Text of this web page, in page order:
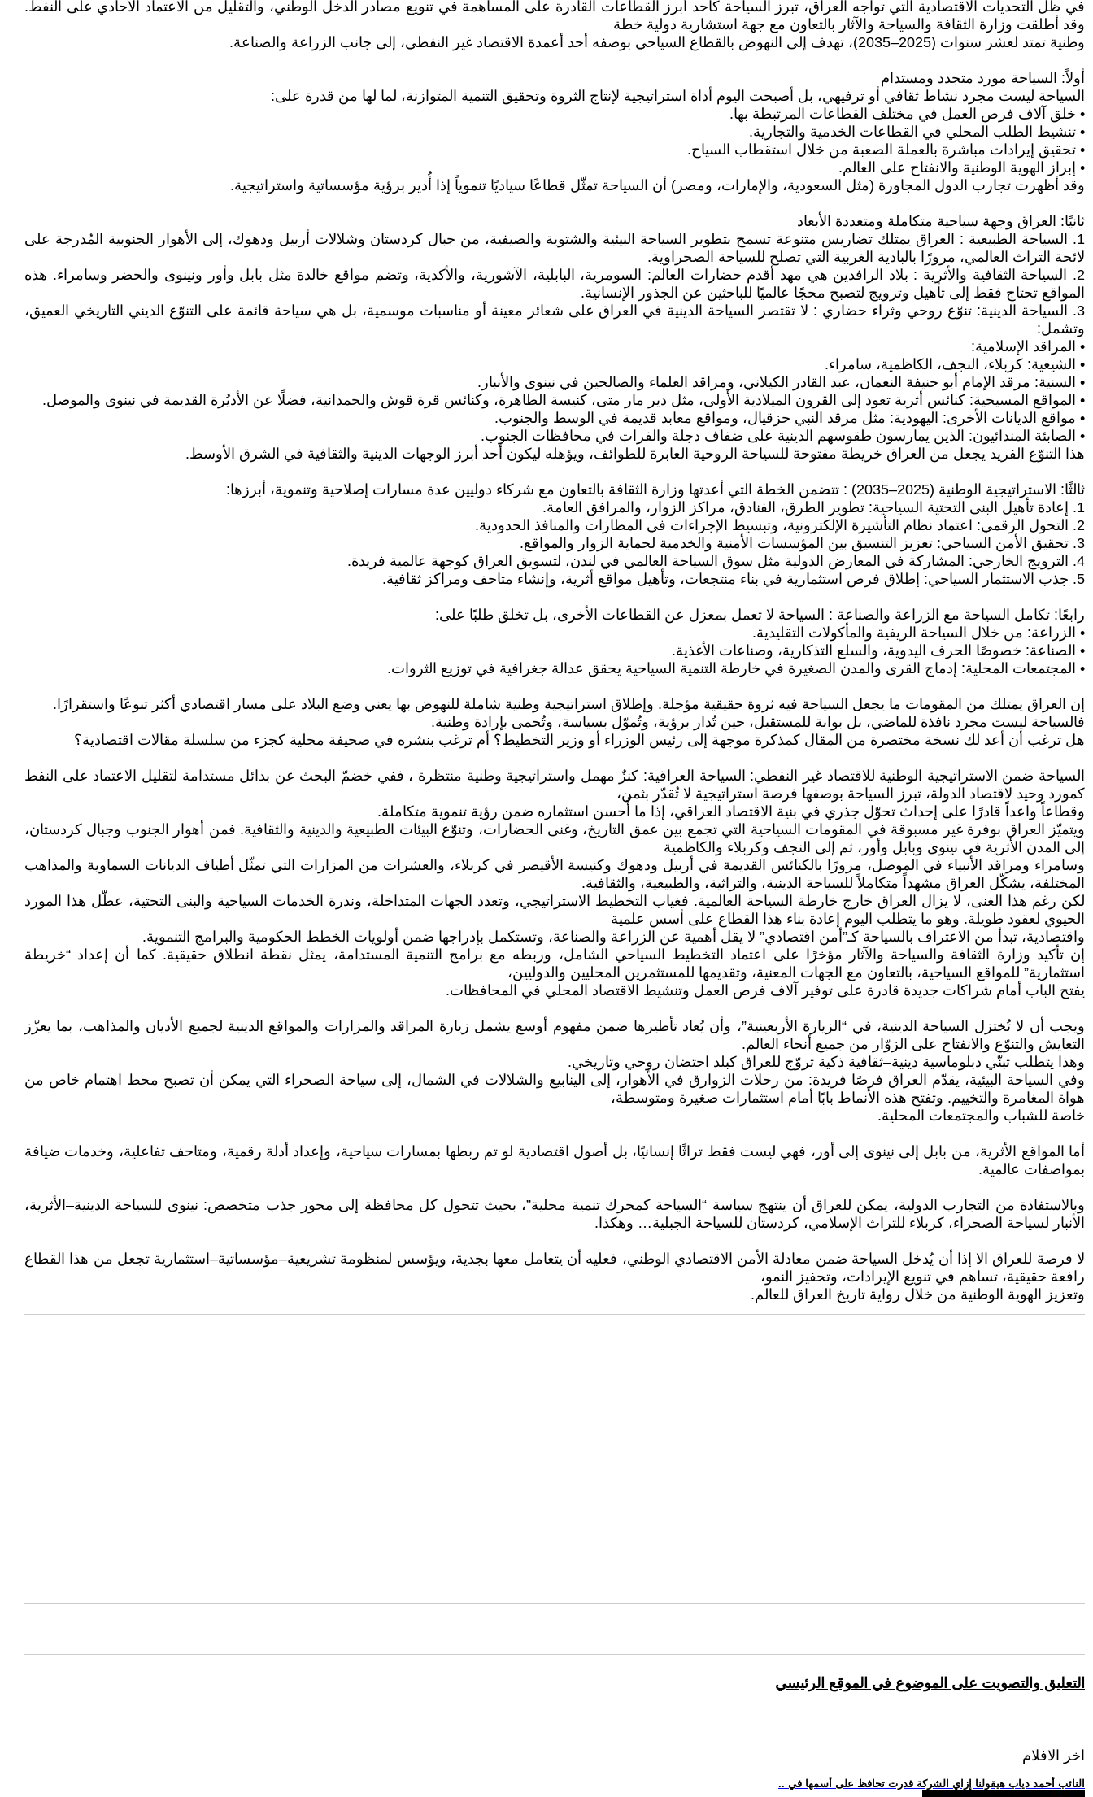
في ظل التحديات الاقتصادية التي تواجه العراق، تبرز السياحة كأحد أبرز القطاعات القادرة على المساهمة في تنويع مصادر الدخل الوطني، والتقليل من الاعتماد الأحادي على النفط.
وقد أطلقت وزارة الثقافة والسياحة والآثار بالتعاون مع جهة استشارية دولية خطة
وطنية تمتد لعشر سنوات (2025–2035)، تهدف إلى النهوض بالقطاع السياحي بوصفه أحد أعمدة الاقتصاد غير النفطي، إلى جانب الزراعة والصناعة.
أولاً: السياحة مورد متجدد ومستدام
السياحة ليست مجرد نشاط ثقافي أو ترفيهي، بل أصبحت اليوم أداة استراتيجية لإنتاج الثروة وتحقيق التنمية المتوازنة، لما لها من قدرة على:
• خلق آلاف فرص العمل في مختلف القطاعات المرتبطة بها.
• تنشيط الطلب المحلي في القطاعات الخدمية والتجارية.
• تحقيق إيرادات مباشرة بالعملة الصعبة من خلال استقطاب السياح.
• إبراز الهوية الوطنية والانفتاح على العالم.
وقد أظهرت تجارب الدول المجاورة (مثل السعودية، والإمارات، ومصر) أن السياحة تمثّل قطاعًا سياديًا تنموياً إذا أُدير برؤية مؤسساتية واستراتيجية.
ثانيًا: العراق وجهة سياحية متكاملة ومتعددة الأبعاد
1. السياحة الطبيعية : العراق يمتلك تضاريس متنوعة تسمح بتطوير السياحة البيئية والشتوية والصيفية، من جبال كردستان وشلالات أربيل ودهوك، إلى الأهوار الجنوبية المُدرجة على
لائحة التراث العالمي، مرورًا بالبادية الغربية التي تصلح للسياحة الصحراوية.
2. السياحة الثقافية والأثرية : بلاد الرافدين هي مهد أقدم حضارات العالم: السومرية، البابلية، الآشورية، والأكدية، وتضم مواقع خالدة مثل بابل وأور ونينوى والحضر وسامراء. هذه
المواقع تحتاج فقط إلى تأهيل وترويج لتصبح محجًا عالميًا للباحثين عن الجذور الإنسانية.
3. السياحة الدينية: تنوّع روحي وثراء حضاري : لا تقتصر السياحة الدينية في العراق على شعائر معينة أو مناسبات موسمية، بل هي سياحة قائمة على التنوّع الديني التاريخي العميق،
وتشمل:
• المراقد الإسلامية:
• الشيعية: كربلاء، النجف، الكاظمية، سامراء.
• السنية: مرقد الإمام أبو حنيفة النعمان، عبد القادر الكيلاني، ومراقد العلماء والصالحين في نينوى والأنبار.
• المواقع المسيحية: كنائس أثرية تعود إلى القرون الميلادية الأولى، مثل دير مار متى، كنيسة الطاهرة، وكنائس قرة قوش والحمدانية، فضلًا عن الأديُرة القديمة في نينوى والموصل.
• مواقع الديانات الأخرى: اليهودية: مثل مرقد النبي حزقيال، ومواقع معابد قديمة في الوسط والجنوب.
• الصابئة المندائيون: الذين يمارسون طقوسهم الدينية على ضفاف دجلة والفرات في محافظات الجنوب.
هذا التنوّع الفريد يجعل من العراق خريطة مفتوحة للسياحة الروحية العابرة للطوائف، ويؤهله ليكون أحد أبرز الوجهات الدينية والثقافية في الشرق الأوسط.
ثالثًا: الاستراتيجية الوطنية (2025–2035) : تتضمن الخطة التي أعدتها وزارة الثقافة بالتعاون مع شركاء دوليين عدة مسارات إصلاحية وتنموية، أبرزها:
1. إعادة تأهيل البنى التحتية السياحية: تطوير الطرق، الفنادق، مراكز الزوار، والمرافق العامة.
2. التحول الرقمي: اعتماد نظام التأشيرة الإلكترونية، وتبسيط الإجراءات في المطارات والمنافذ الحدودية.
3. تحقيق الأمن السياحي: تعزيز التنسيق بين المؤسسات الأمنية والخدمية لحماية الزوار والمواقع.
4. الترويج الخارجي: المشاركة في المعارض الدولية مثل سوق السياحة العالمي في لندن، لتسويق العراق كوجهة عالمية فريدة.
5. جذب الاستثمار السياحي: إطلاق فرص استثمارية في بناء منتجعات، وتأهيل مواقع أثرية، وإنشاء متاحف ومراكز ثقافية.
رابعًا: تكامل السياحة مع الزراعة والصناعة : السياحة لا تعمل بمعزل عن القطاعات الأخرى، بل تخلق طلبًا على:
• الزراعة: من خلال السياحة الريفية والمأكولات التقليدية.
• الصناعة: خصوصًا الحرف اليدوية، والسلع التذكارية، وصناعات الأغذية.
• المجتمعات المحلية: إدماج القرى والمدن الصغيرة في خارطة التنمية السياحية يحقق عدالة جغرافية في توزيع الثروات.
إن العراق يمتلك من المقومات ما يجعل السياحة فيه ثروة حقيقية مؤجلة. وإطلاق استراتيجية وطنية شاملة للنهوض بها يعني وضع البلاد على مسار اقتصادي أكثر تنوعًا واستقرارًا.
فالسياحة ليست مجرد نافذة للماضي، بل بوابة للمستقبل، حين تُدار برؤية، وتُموّل بسياسة، وتُحمى بإرادة وطنية.
هل ترغب أن أعد لك نسخة مختصرة من المقال كمذكرة موجهة إلى رئيس الوزراء أو وزير التخطيط؟ أم ترغب بنشره في صحيفة محلية كجزء من سلسلة مقالات اقتصادية؟
السياحة ضمن الاستراتيجية الوطنية للاقتصاد غير النفطي: السياحة العراقية: كنزٌ مهمل واستراتيجية وطنية منتظرة ، ففي خضمّ البحث عن بدائل مستدامة لتقليل الاعتماد على النفط
كمورد وحيد لاقتصاد الدولة، تبرز السياحة بوصفها فرصة استراتيجية لا تُقدّر بثمن،
وقطاعاً واعداً قادرًا على إحداث تحوّل جذري في بنية الاقتصاد العراقي، إذا ما أُحسن استثماره ضمن رؤية تنموية متكاملة.
ويتميّز العراق بوفرة غير مسبوقة في المقومات السياحية التي تجمع بين عمق التاريخ، وغنى الحضارات، وتنوّع البيئات الطبيعية والدينية والثقافية. فمن أهوار الجنوب وجبال كردستان،
إلى المدن الأثرية في نينوى وبابل وأور، ثم إلى النجف وكربلاء والكاظمية
وسامراء ومراقد الأنبياء في الموصل، مرورًا بالكنائس القديمة في أربيل ودهوك وكنيسة الأقيصر في كربلاء، والعشرات من المزارات التي تمثّل أطياف الديانات السماوية والمذاهب
المختلفة، يشكّل العراق مشهداً متكاملاً للسياحة الدينية، والتراثية، والطبيعية، والثقافية.
لكن رغم هذا الغنى، لا يزال العراق خارج خارطة السياحة العالمية. فغياب التخطيط الاستراتيجي، وتعدد الجهات المتداخلة، وندرة الخدمات السياحية والبنى التحتية، عطّل هذا المورد
الحيوي لعقود طويلة. وهو ما يتطلب اليوم إعادة بناء هذا القطاع على أسس علمية
واقتصادية، تبدأ من الاعتراف بالسياحة كـ”أمن اقتصادي” لا يقل أهمية عن الزراعة والصناعة، وتستكمل بإدراجها ضمن أولويات الخطط الحكومية والبرامج التنموية.
إن تأكيد وزارة الثقافة والسياحة والآثار مؤخرًا على اعتماد التخطيط السياحي الشامل، وربطه مع برامج التنمية المستدامة، يمثل نقطة انطلاق حقيقية. كما أن إعداد “خريطة
استثمارية” للمواقع السياحية، بالتعاون مع الجهات المعنية، وتقديمها للمستثمرين المحليين والدوليين،
يفتح الباب أمام شراكات جديدة قادرة على توفير آلاف فرص العمل وتنشيط الاقتصاد المحلي في المحافظات.
ويجب أن لا تُختزل السياحة الدينية، في “الزيارة الأربعينية”، وأن يُعاد تأطيرها ضمن مفهوم أوسع يشمل زيارة المراقد والمزارات والمواقع الدينية لجميع الأديان والمذاهب، بما يعزّز
التعايش والتنوّع والانفتاح على الزوّار من جميع أنحاء العالم.
وهذا يتطلب تبنّي دبلوماسية دينية–ثقافية ذكية تروّج للعراق كبلد احتضان روحي وتاريخي.
وفي السياحة البيئية، يقدّم العراق فرصًا فريدة: من رحلات الزوارق في الأهوار، إلى الينابيع والشلالات في الشمال، إلى سياحة الصحراء التي يمكن أن تصبح محط اهتمام خاص من
هواة المغامرة والتخييم. وتفتح هذه الأنماط بابًا أمام استثمارات صغيرة ومتوسطة،
خاصة للشباب والمجتمعات المحلية.
أما المواقع الأثرية، من بابل إلى نينوى إلى أور، فهي ليست فقط تراثًا إنسانيًا، بل أصول اقتصادية لو تم ربطها بمسارات سياحية، وإعداد أدلة رقمية، ومتاحف تفاعلية، وخدمات ضيافة
بمواصفات عالمية.
وبالاستفادة من التجارب الدولية، يمكن للعراق أن ينتهج سياسة “السياحة كمحرك تنمية محلية”، بحيث تتحول كل محافظة إلى محور جذب متخصص: نينوى للسياحة الدينية–الأثرية،
الأنبار لسياحة الصحراء، كربلاء للتراث الإسلامي، كردستان للسياحة الجبلية… وهكذا.
لا فرصة للعراق الا إذا أن يُدخل السياحة ضمن معادلة الأمن الاقتصادي الوطني، فعليه أن يتعامل معها بجدية، ويؤسس لمنظومة تشريعية–مؤسساتية–استثمارية تجعل من هذا القطاع
رافعة حقيقية، تساهم في تنويع الإيرادات، وتحفيز النمو،
وتعزيز الهوية الوطنية من خلال رواية تاريخ العراق للعالم.
التعليق والتصويت على الموضوع في الموقع الرئيسي
اخر الافلام
.. النائب أحمد دياب هيقولنا إزاي الشركة قدرت تحافظ على أسمها في